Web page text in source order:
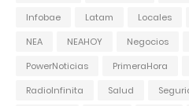
Infobae
Latam Locales
NEA
NEAHOY Negocios
PowerNoticias
PrimeraHora
RadioInfinita
Salud